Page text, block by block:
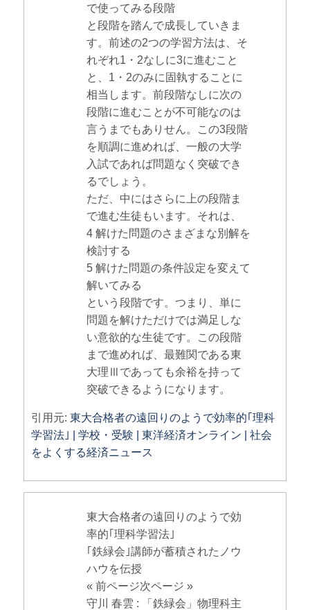
で使ってみる段階
と段階を踏んで成長していきま
す。前述の2つの学習方法は、そ
れぞれ1・2なしに3に進むこと
と、1・2のみに固執することに
相当します。前段階なしに次の
段階に進むことが不可能なのは
言うまでもありせん。この3段階
を順調に進めれば、一般の大学
入試であれば問題なく突破でき
るでしょう。
ただ、中にはさらに上の段階ま
で進む生徒もいます。それは、
4 解けた問題のさまざまな別解を
検討する
5 解けた問題の条件設定を変えて
解いてみる
という段階です。つまり、単に
問題を解けただけでは満足しな
い意欲的な生徒です。この段階
まで進めれば、最難関である東
大理Ⅲであっても余裕を持って
突破できるようになります。
引用元: 東大合格者の遠回りのようで効率的｢理科
学習法｣ | 学校・受験 | 東洋経済オンライン | 社会
をよくする経済ニュース
東大合格者の遠回りのようで効
率的｢理科学習法｣
｢鉄緑会｣講師が蓄積されたノウ
ハウを伝授
« 前ページ次ページ »
守川 春雲 : 「鉄緑会」物理科主